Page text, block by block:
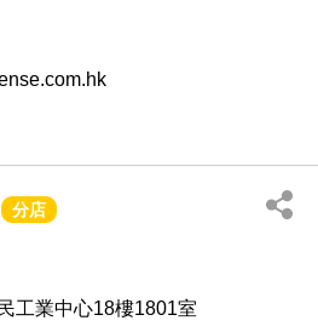
分店
工業中心18樓1801室